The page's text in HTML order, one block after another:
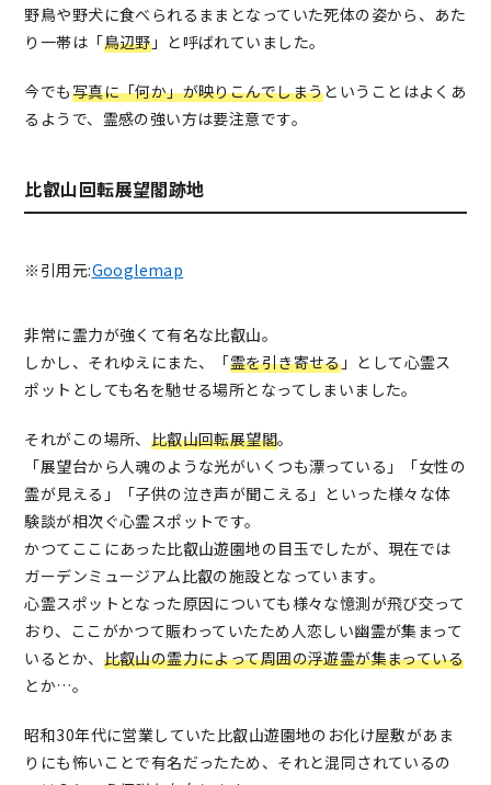
野鳥や野犬に食べられるままとなっていた死体の姿から、あた
り一帯は「鳥辺野」と呼ばれていました。
今でも写真に「何か」が映りこんでしまうということはよくあ
るようで、霊感の強い方は要注意です。
比叡山回転展望閣跡地
※引用元:Googlemap
非常に霊力が強くて有名な比叡山。
しかし、それゆえにまた、「霊を引き寄せる」として心霊ス
ポットとしても名を馳せる場所となってしまいました。
それがこの場所、 比叡山回転展望閣。
「展望台から人魂のような光がいくつも漂っている」「女性の
霊が見える」「子供の泣き声が聞こえる」といった様々な体
験談が相次ぐ心霊スポットです。
かつてここにあった比叡山遊園地の目玉でしたが、現在では
ガーデンミュージアム比叡の施設となっています。
心霊スポットとなった原因についても様々な憶測が飛び交って
おり、ここがかつて賑わっていたため人恋しい幽霊が集まって
いるとか、 比叡山の霊力によって周囲の浮遊霊が集まっている
とか…。
昭和30年代に営業していた比叡山遊園地のお化け屋敷があま
りにも怖いことで有名だったため、それと混同されているの